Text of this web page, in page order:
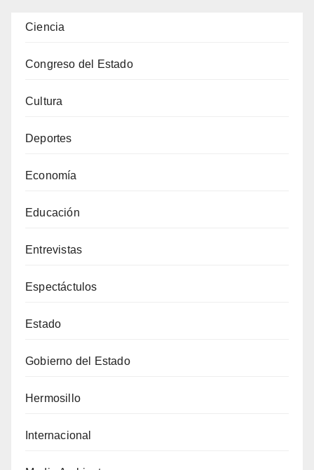
Ciencia
Congreso del Estado
Cultura
Deportes
Economía
Educación
Entrevistas
Espectáctulos
Estado
Gobierno del Estado
Hermosillo
Internacional